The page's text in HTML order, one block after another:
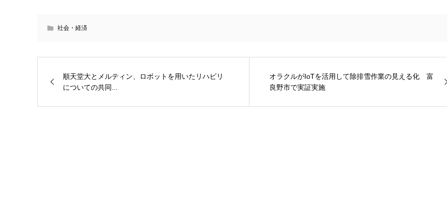
社会・経済
順天堂大とメルティン、ロボットを用いたリハビリ
についての共同...
オラクルがIoTを活用して除排雪作業の見える化 富
良野市で実証実施